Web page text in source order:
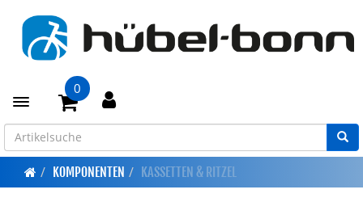
Toggle navigation
0
KOMPONENTEN KASSETTEN & RITZEL